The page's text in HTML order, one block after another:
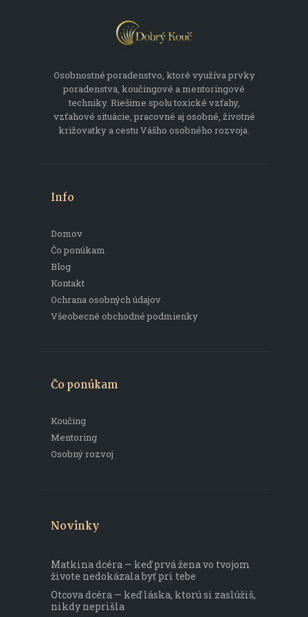
Osobnostné poradenstvo, ktoré využíva prvky
poradenstva, koučingové a mentoringové
techniky. Riešime spolu toxické vzťahy,
vzťahové situácie, pracovné aj osobné, životné
križovatky a cestu Vášho osobného rozvoja.
Info
Domov
Čo ponúkam
Blog
Kontakt
Ochrana osobných údajov
Všeobecné obchodné podmienky
Čo ponúkam
Koučing
Mentoring
Osobný rozvoj
Novinky
Matkina dcéra — keď prvá žena vo tvojom
živote nedokázala byť pri tebe
Otcova dcéra — keď láska, ktorú si zaslúžiš,
nikdy neprišla